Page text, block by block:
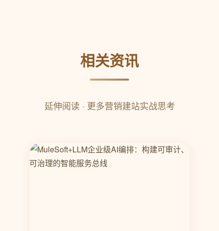
相关资讯
延伸阅读 · 更多营销建站实战思考